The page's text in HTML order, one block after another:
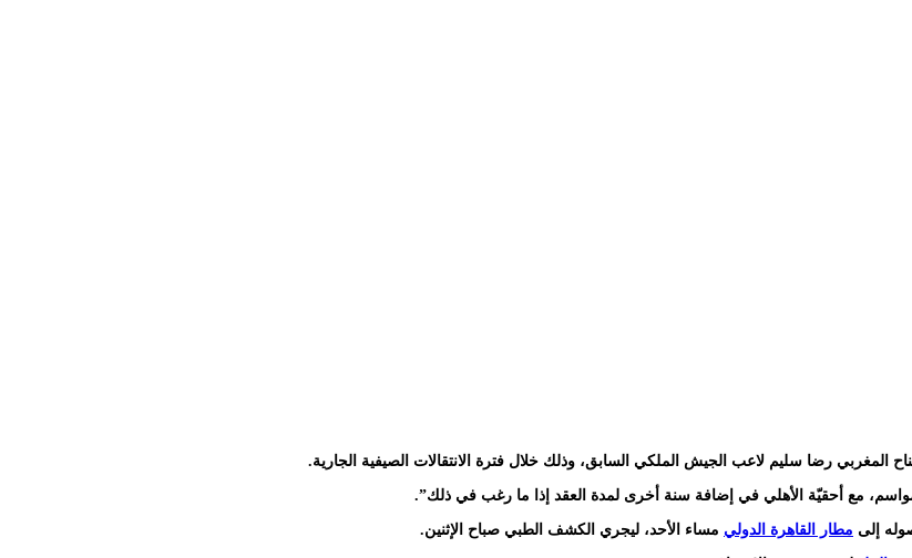
المغربي رضا سليم لاعب الجيش الملكي السابق، وذلك خلال فترة الانتقالات الصيفية الجارية.
إلى مطار القاهرة الدولي مساء الأحد، ليجري الكشف الطبي صباح الإثنين.